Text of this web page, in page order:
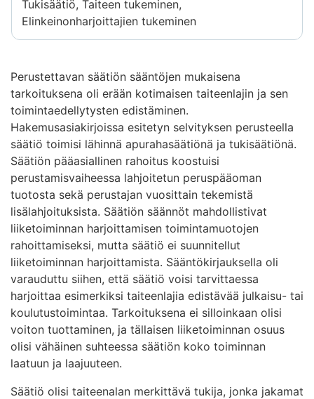
Tukisäätiö, Taiteen tukeminen,
Elinkeinonharjoittajien tukeminen
Perustettavan säätiön sääntöjen mukaisena
tarkoituksena oli erään kotimaisen taiteenlajin ja sen
toimintaedellytysten edistäminen.
Hakemusasiakirjoissa esitetyn selvityksen perusteella
säätiö toimisi lähinnä apurahasäätiönä ja tukisäätiönä.
Säätiön pääasiallinen rahoitus koostuisi
perustamisvaiheessa lahjoitetun peruspääoman
tuotosta sekä perustajan vuosittain tekemistä
lisälahjoituksista. Säätiön säännöt mahdollistivat
liiketoiminnan harjoittamisen toimintamuotojen
rahoittamiseksi, mutta säätiö ei suunnitellut
liiketoiminnan harjoittamista. Sääntökirjauksella oli
varauduttu siihen, että säätiö voisi tarvittaessa
harjoittaa esimerkiksi taiteenlajia edistävää julkaisu- tai
koulutustoimintaa. Tarkoituksena ei silloinkaan olisi
voiton tuottaminen, ja tällaisen liiketoiminnan osuus
olisi vähäinen suhteessa säätiön koko toiminnan
laatuun ja laajuuteen.
Säätiö olisi taiteenalan merkittävä tukija, jonka jakamat